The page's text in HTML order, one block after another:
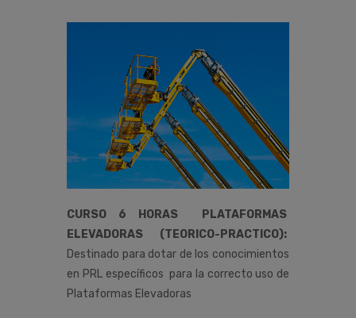
CURSO 6 HORAS PLATAFORMAS
ELEVADORAS (TEORICO-PRACTICO):
Destinado para dotar de los conocimientos
en PRL específicos para la correcto uso de
Plataformas Elevadoras